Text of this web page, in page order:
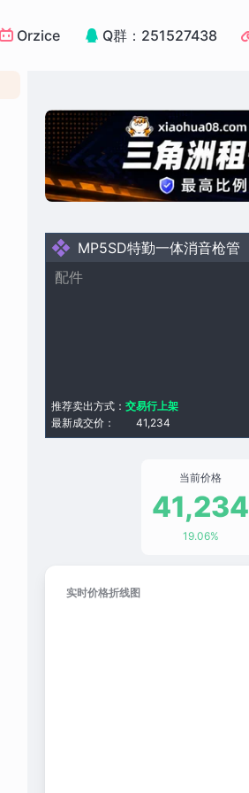
Orzice Q群：251527438
MP5SD特勤一体消音枪管
配件
最新成交价： 41,234
推荐卖出方式： 交易行上架
当前价格
41,234
19.06%
实时价格折线图